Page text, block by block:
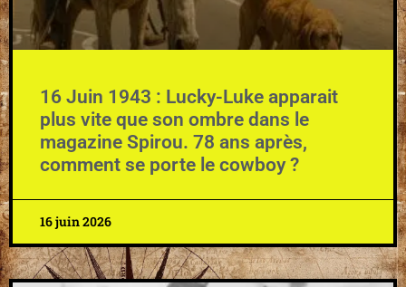
16 Juin 1943 : Lucky-Luke apparait
plus vite que son ombre dans le
magazine Spirou. 78 ans après,
comment se porte le cowboy ?
16 juin 2026